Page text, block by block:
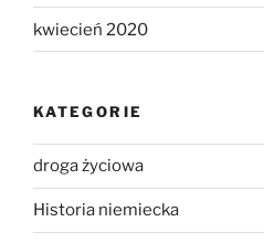
kwiecień 2020
KATEGORIE
droga życiowa
Historia niemiecka